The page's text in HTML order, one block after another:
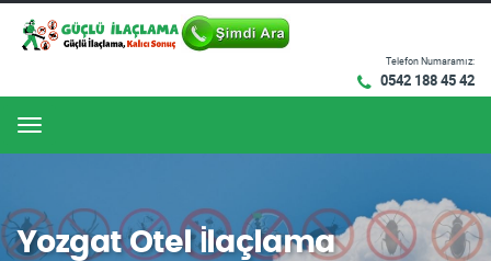
Telefon Numaramız:
0542 188 45 42
Menu
Yozgat Otel İlaçlama